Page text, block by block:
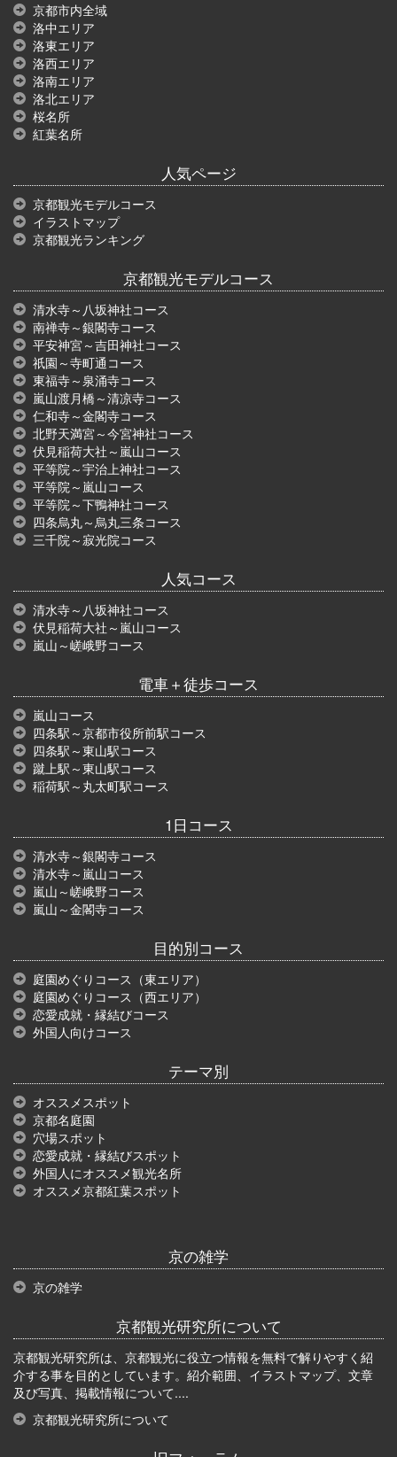
京都市内全域
洛中エリア
洛東エリア
洛西エリア
洛南エリア
洛北エリア
桜名所
紅葉名所
人気ページ
京都観光モデルコース
イラストマップ
京都観光ランキング
京都観光モデルコース
清水寺～八坂神社コース
南禅寺～銀閣寺コース
平安神宮～吉田神社コース
祇園～寺町通コース
東福寺～泉涌寺コース
嵐山渡月橋～清凉寺コース
仁和寺～金閣寺コース
北野天満宮～今宮神社コース
伏見稲荷大社～嵐山コース
平等院～宇治上神社コース
平等院～嵐山コース
平等院～下鴨神社コース
四条烏丸～烏丸三条コース
三千院～寂光院コース
人気コース
清水寺～八坂神社コース
伏見稲荷大社～嵐山コース
嵐山～嵯峨野コース
電車＋徒歩コース
嵐山コース
四条駅～京都市役所前駅コース
四条駅～東山駅コース
蹴上駅～東山駅コース
稲荷駅～丸太町駅コース
1日コース
清水寺～銀閣寺コース
清水寺～嵐山コース
嵐山～嵯峨野コース
嵐山～金閣寺コース
目的別コース
庭園めぐりコース（東エリア）
庭園めぐりコース（西エリア）
恋愛成就・縁結びコース
外国人向けコース
テーマ別
オススメスポット
京都名庭園
穴場スポット
恋愛成就・縁結びスポット
外国人にオススメ観光名所
オススメ京都紅葉スポット
京の雑学
京の雑学
京都観光研究所について
京都観光研究所は、京都観光に役立つ情報を無料で解りやすく紹
介する事を目的としています。紹介範囲、イラストマップ、文章
及び写真、掲載情報について....
京都観光研究所について